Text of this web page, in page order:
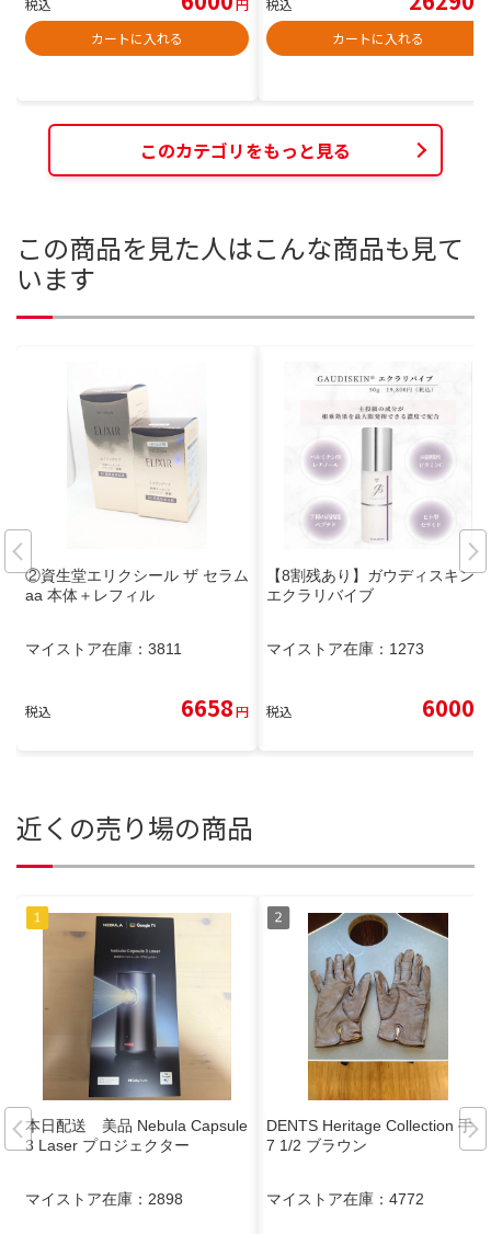
税込
円
カートに入れる
税込
カートに入れる
このカテゴリをもっと見る
この商品を見た人はこんな商品も見て
います
②資生堂エリクシール ザ セラム
aa 本体＋レフィル
マイストア在庫： 3811
税込 6658円
【8割残あり】ガウディスキン
エクラリバイブ
マイストア在庫： 1273
税込 6000
近くの売り場の商品
本日配送 美品 Nebula Capsule
3 Laser プロジェクター
マイストア在庫： 2898
DENTS Heritage Collection 手袋
7 1/2 ブラウン
マイストア在庫： 4772